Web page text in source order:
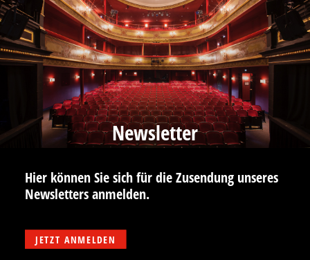
Newsletter
Hier können Sie sich für die Zusendung unseres
Newsletters anmelden.
JETZT ANMELDEN